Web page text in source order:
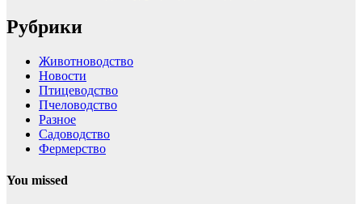
Рубрики
Животноводство
Новости
Птицеводство
Пчеловодство
Разное
Садоводство
Фермерство
You missed